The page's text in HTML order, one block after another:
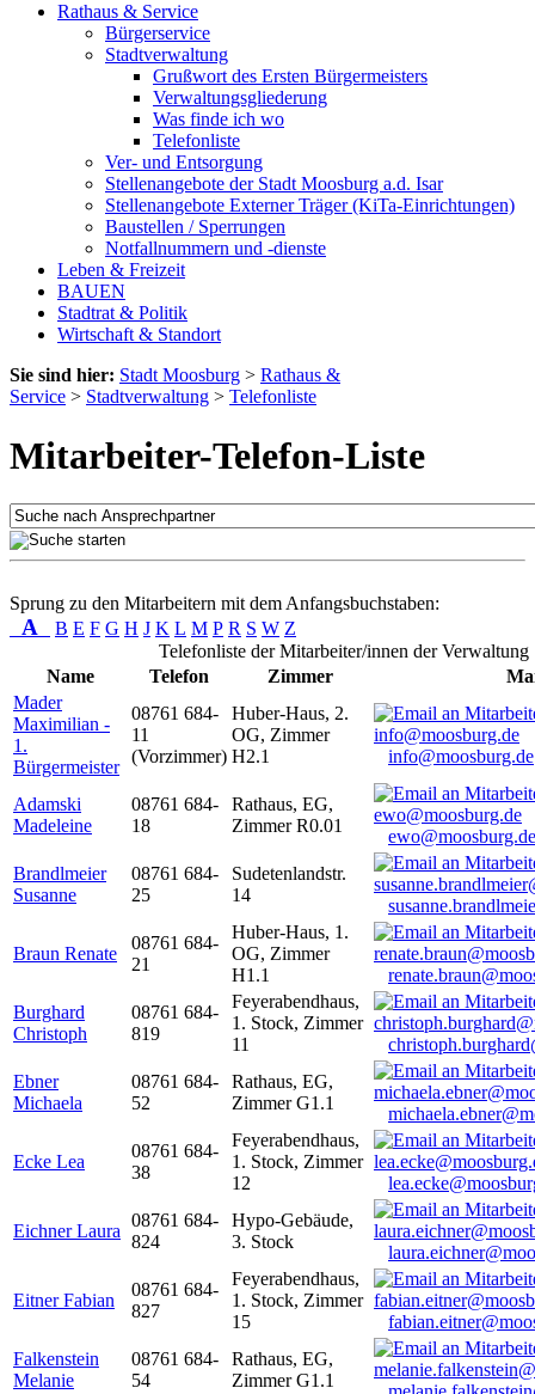
Rathaus & Service
Bürgerservice
Stadtverwaltung
Grußwort des Ersten Bürgermeisters
Verwaltungsgliederung
Was finde ich wo
Telefonliste
Ver- und Entsorgung
Stellenangebote der Stadt Moosburg a.d. Isar
Stellenangebote Externer Träger (KiTa-Einrichtungen)
Baustellen / Sperrungen
Notfallnummern und -dienste
Leben & Freizeit
BAUEN
Stadtrat & Politik
Wirtschaft & Standort
Sie sind hier: Stadt Moosburg > Rathaus &
Service > Stadtverwaltung > Telefonliste
Mitarbeiter-Telefon-Liste
Sprung zu den Mitarbeitern mit dem Anfangsbuchstaben:
A B E F G H J K L M P R S W Z
Telefonliste der Mitarbeiter/innen der Verwaltung
Name
Telefon Zimmer
Mader
Maximilian -
1.
Bürgermeister
08761 684-
11
(Vorzimmer)
Huber-Haus, 2.
OG, Zimmer
H2.1
info@moosburg.de
Adamski
Madeleine
08761 684-
18
Rathaus, EG,
Zimmer R0.01
ewo@moosburg.de
Brandlmeier
Susanne
08761 684-
25
Sudetenlandstr.
14
Braun Renate
08761 684-
21
Huber-Haus, 1.
OG, Zimmer
H1.1
Burghard
Christoph
08761 684-
819
Feyerabendhaus,
1. Stock, Zimmer
11
Ebner
Michaela
08761 684-
52
Rathaus, EG,
Zimmer G1.1
Ecke Lea
08761 684-
38
Feyerabendhaus,
1. Stock, Zimmer
12
Eichner Laura
08761 684-
824
Hypo-Gebäude,
3. Stock
Eitner Fabian
08761 684-
827
Feyerabendhaus,
1. Stock, Zimmer
15
Falkenstein
Melanie
08761 684-
54
Rathaus, EG,
Zimmer G1.1